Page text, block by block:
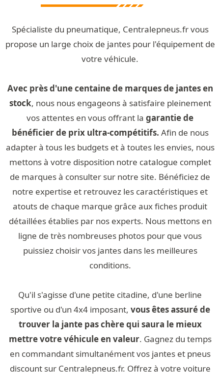
Spécialiste du pneumatique, Centralepneus.fr vous
propose un large choix de jantes pour l'équipement de
votre véhicule.
Avec près d'une centaine de marques de jantes en
stock, nous nous engageons à satisfaire pleinement
vos attentes en vous offrant la garantie de
bénéficier de prix ultra-compétitifs. Afin de nous
adapter à tous les budgets et à toutes les envies, nous
mettons à votre disposition notre catalogue complet
de marques à consulter sur notre site. Bénéficiez de
notre expertise et retrouvez les caractéristiques et
atouts de chaque marque grâce aux fiches produit
détaillées établies par nos experts. Nous mettons en
ligne de très nombreuses photos pour que vous
puissiez choisir vos jantes dans les meilleures
conditions.
Qu'il s'agisse d'une petite citadine, d'une berline
sportive ou d'un 4x4 imposant, vous êtes assuré de
trouver la jante pas chère qui saura le mieux
mettre votre véhicule en valeur. Gagnez du temps
en commandant simultanément vos jantes et pneus
discount sur Centralepneus.fr. Offrez à votre voiture